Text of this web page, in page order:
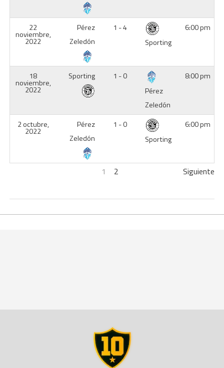
22
noviembre,
2022
Pérez
Zeledón
1 - 4
Sporting
6:00 pm
18
noviembre,
2022
Sporting
1 - 0
Pérez
Zeledón
8:00 pm
2 octubre,
2022
Pérez
Zeledón
1 - 0
Sporting
6:00 pm
1 2 Siguiente